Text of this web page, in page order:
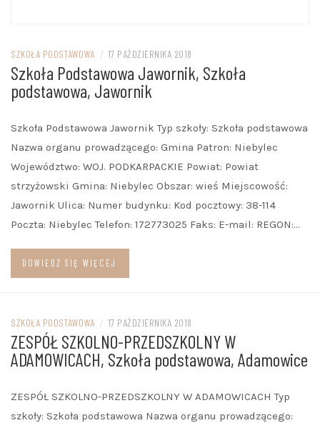
SZKOŁA PODSTAWOWA / 17 PAŹDZIERNIKA 2018
Szkoła Podstawowa Jawornik, Szkoła
podstawowa, Jawornik
Szkoła Podstawowa Jawornik Typ szkoły: Szkoła podstawowa
Nazwa organu prowadzącego: Gmina Patron: Niebylec
Województwo: WOJ. PODKARPACKIE Powiat: Powiat
strzyżowski Gmina: Niebylec Obszar: wieś Miejscowość:
Jawornik Ulica: Numer budynku: Kod pocztowy: 38-114
Poczta: Niebylec Telefon: 172773025 Faks: E-mail: REGON:…
DOWIEDZ SIĘ WIĘCEJ
SZKOŁA PODSTAWOWA / 17 PAŹDZIERNIKA 2018
ZESPÓŁ SZKOLNO-PRZEDSZKOLNY W
ADAMOWICACH, Szkoła podstawowa, Adamowice
ZESPÓŁ SZKOLNO-PRZEDSZKOLNY W ADAMOWICACH Typ
szkoły: Szkoła podstawowa Nazwa organu prowadzącego: